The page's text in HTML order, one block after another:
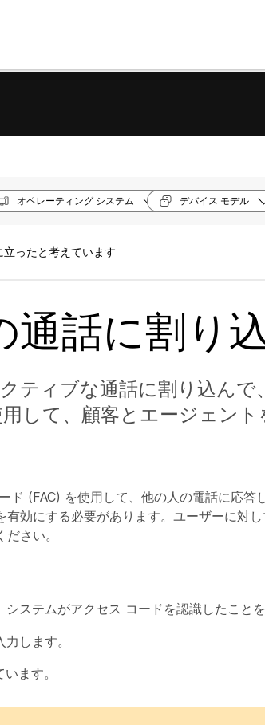
オペレーティング システム デバイス モデル
ったと考えています
通話に割り
ティブな通話に割り込んで
して、顧客とエージェン
ド (FAC) を使用して、他の人の電話に応答
効にする必要があります。ユーザーに対し
さい。
ステムがアクセス コードを認識したこと
します。
ます。